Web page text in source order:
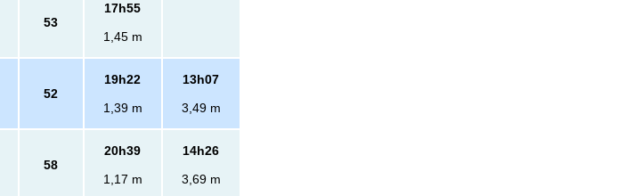
53
17h55
1,45 m
52
19h22
1,39 m
13h07
3,49 m
58
20h39
1,17 m
14h26
3,69 m